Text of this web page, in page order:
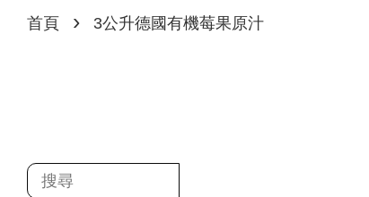
首頁 › 3公升德國有機莓果原汁